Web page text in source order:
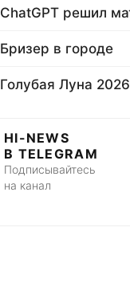
Бризер в городе
Голубая Луна 2026
HI-NEWS
В TELEGRAM
Подписывайтесь
на канал